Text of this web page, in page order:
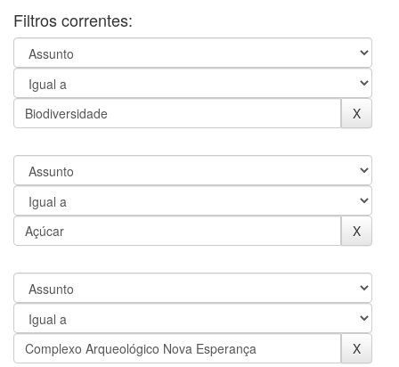
Filtros correntes: